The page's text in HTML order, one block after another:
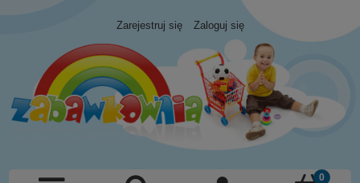
Zarejestruj się Zaloguj się